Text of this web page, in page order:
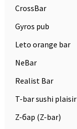
CrossBar
Gyros pub
Leto orange bar
NeBar
Realist Bar
T-bar sushi plaisir
Z-бар (Z-bar)